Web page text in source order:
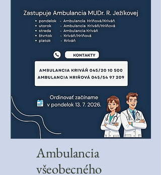
Ambulancia
všeobecného